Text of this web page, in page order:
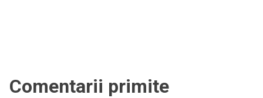
Comentarii primite